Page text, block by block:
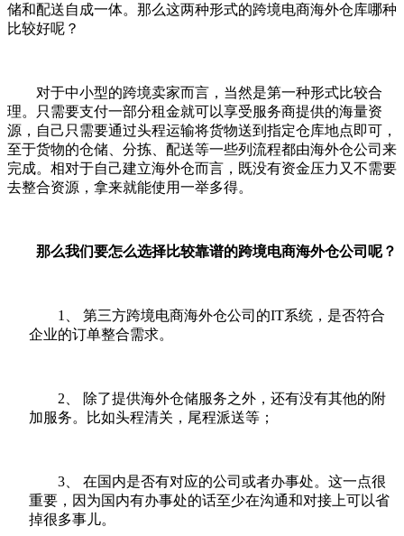
储和配送自成一体。那么这两种形式的跨境电商海外仓库哪种
比较好呢？
对于中小型的跨境卖家而言，当然是第一种形式比较合
理。只需要支付一部分租金就可以享受服务商提供的海量资
源，自己只需要通过头程运输将货物送到指定仓库地点即可，
至于货物的仓储、分拣、配送等一些列流程都由海外仓公司来
完成。相对于自己建立海外仓而言，既没有资金压力又不需要
去整合资源，拿来就能使用一举多得。
那么我们要怎么选择比较靠谱的跨境电商海外仓公司呢？
1、 第三方跨境电商海外仓公司的IT系统，是否符合
企业的订单整合需求。
2、 除了提供海外仓储服务之外，还有没有其他的附
加服务。比如头程清关，尾程派送等；
3、 在国内是否有对应的公司或者办事处。这一点很
重要，因为国内有办事处的话至少在沟通和对接上可以省
掉很多事儿。